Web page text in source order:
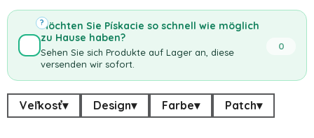
Möchten Sie Pískacie so schnell wie möglich
zu Hause haben?
Sehen Sie sich Produkte auf Lager an, diese
versenden wir sofort.
0
?
Veľkosť▾ Design▾ Farbe▾ Patch▾